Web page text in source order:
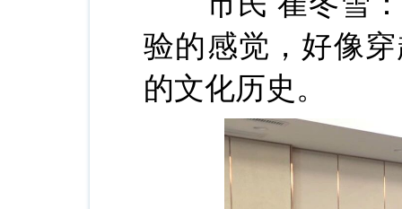
验的感觉，好像
的文化历史。